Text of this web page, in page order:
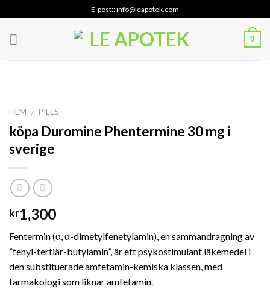
to
content
E-post:: info@leapotek.com
0
HEM / PILLS
köpa Duromine Phentermine 30 mg i
sverige
kr1,300
Fentermin (α, α-dimetylfenetylamin), en sammandragning av
”fenyl-tertiär-butylamin”, är ett psykostimulant läkemedel i
den substituerade amfetamin-kemiska klassen, med
farmakologi som liknar amfetamin.